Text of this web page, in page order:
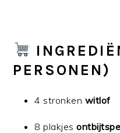
PERSONEN)
4 stronken witlof
8 plakjes